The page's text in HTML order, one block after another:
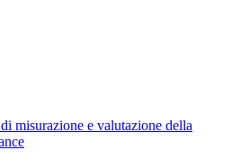
misurazione e valutazione della